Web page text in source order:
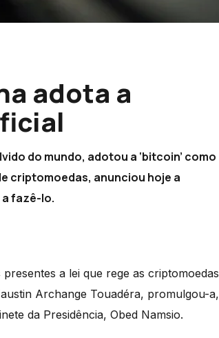
adota a
do mundo, adotou a ‘bitcoin’ como
criptomoedas, anunciou hoje a
fazê-lo.
a lei que rege as criptomoedas
Archange Touadéra, promulgou-a,
da Presidência, Obed Namsio.